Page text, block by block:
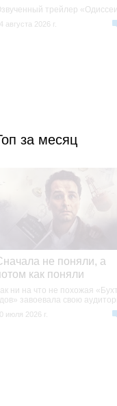
трейлер
августа 2026 г.
за месяц
не поняли, а
как поняли
ни на что не похожая
завоевала свою
июля 2026 г.